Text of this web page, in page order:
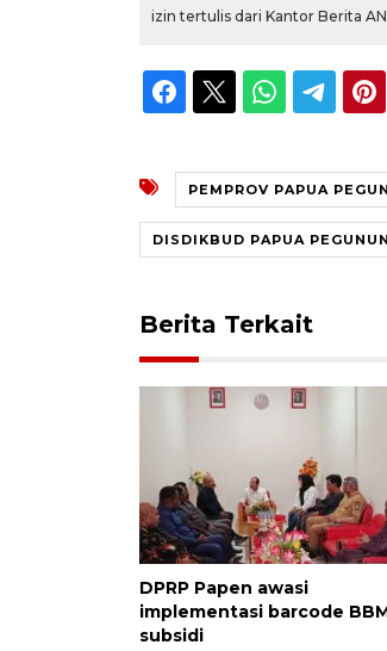
izin tertulis dari Kantor Berita
PEMPROV PAPUA
DISDIKBUD PAPUA
Berita Terkait
DPRP Papen awasi
implementasi barcode
subsidi